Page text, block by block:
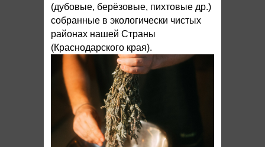
(дубовые, берёзовые, пихтовые др.)
собранные в экологически чистых
районах нашей Страны
(Краснодарского края).